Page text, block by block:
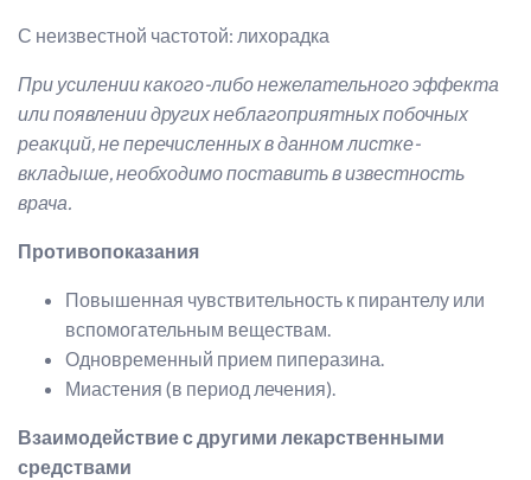
С неизвестной частотой: лихорадка
При усилении какого-либо нежелательного эффекта
или появлении других неблагоприятных побочных
реакций, не перечисленных в данном листке-
вкладыше, необходимо поставить в известность
врача.
Противопоказания
Повышенная чувствительность к пирантелу или
вспомогательным веществам.
Одновременный прием пиперазина.
Миастения (в период лечения).
Взаимодействие с другими лекарственными
средствами